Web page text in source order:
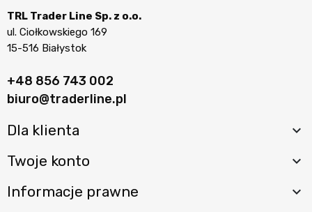
TRL Trader Line Sp. z o.o.
ul. Ciołkowskiego 169
15-516 Białystok
+48 856 743 002
biuro@traderline.pl
Dla klienta 
Twoje konto 
Informacje prawne 